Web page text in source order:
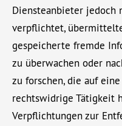
Diensteanbieter jedoch
verpflichtet,
gespeicherte fremde
zu überwachen oder
zu forschen, die auf eine
rechtswidrige Tätigkeit
Verpflichtungen zur